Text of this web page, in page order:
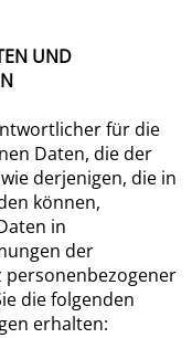
UND
für die
Daten, die der
derjenigen, die in
können,
in
der
personenbezogener
die folgenden
erhalten: